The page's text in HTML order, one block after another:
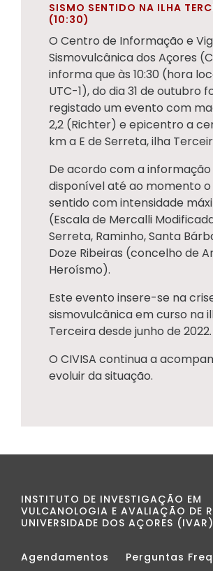
SISMO SENTIDO NA ILHA
(10:30)
O Centro de Informação e
Sismovulcânica dos Açores
informa que às 10:30 (hora
UTC-1), do dia 31 de outubro
registado um evento com
2,2 (Richter) e epicentro a
km a E de Serreta, ilha
De acordo com a informação
disponível até ao momento o
sentido com intensidade
(Escala de Mercalli
Serreta, Raminho, Santa
Doze Ribeiras (concelho de
Heroísmo).
Este evento insere-se na
sismovulcânica em curso na
Terceira desde junho de 2022.
O CIVISA continua a
evoluir da situação.
INSTITUTO DE INVESTIGAÇÃO EM
VULCANOLOGIA E AVALIAÇÃO DE
UNIVERSIDADE DOS AÇORES (IVAR)
Agendamentos Perguntas